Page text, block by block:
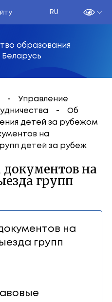
RU
образования
Беларусь
Управление
Об
детей за рубежом
на
детей за рубеж
на
групп
на
групп